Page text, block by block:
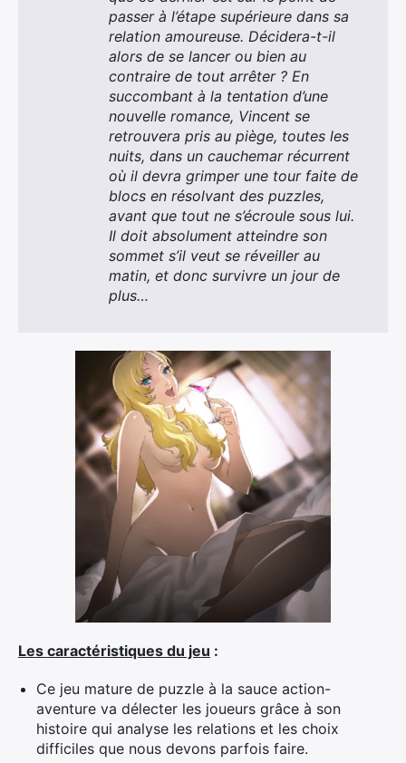
passer à l’étape supérieure dans sa
relation amoureuse. Décidera-t-il
alors de se lancer ou bien au
contraire de tout arrêter ? En
succombant à la tentation d’une
nouvelle romance, Vincent se
retrouvera pris au piège, toutes les
nuits, dans un cauchemar récurrent
où il devra grimper une tour faite de
blocs en résolvant des puzzles,
avant que tout ne s’écroule sous lui.
Il doit absolument atteindre son
sommet s’il veut se réveiller au
matin, et donc survivre un jour de
plus…
Les caractéristiques du jeu :
Ce jeu mature de puzzle à la sauce action-
aventure va délecter les joueurs grâce à son
histoire qui analyse les relations et les choix
difficiles que nous devons parfois faire.
Rechercher